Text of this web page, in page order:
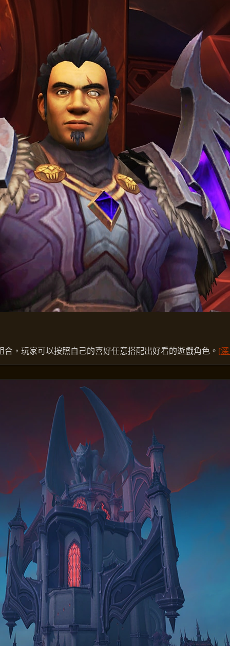
，玩家可以按照自己的喜好任意搭配出好看的遊戲角色。 [